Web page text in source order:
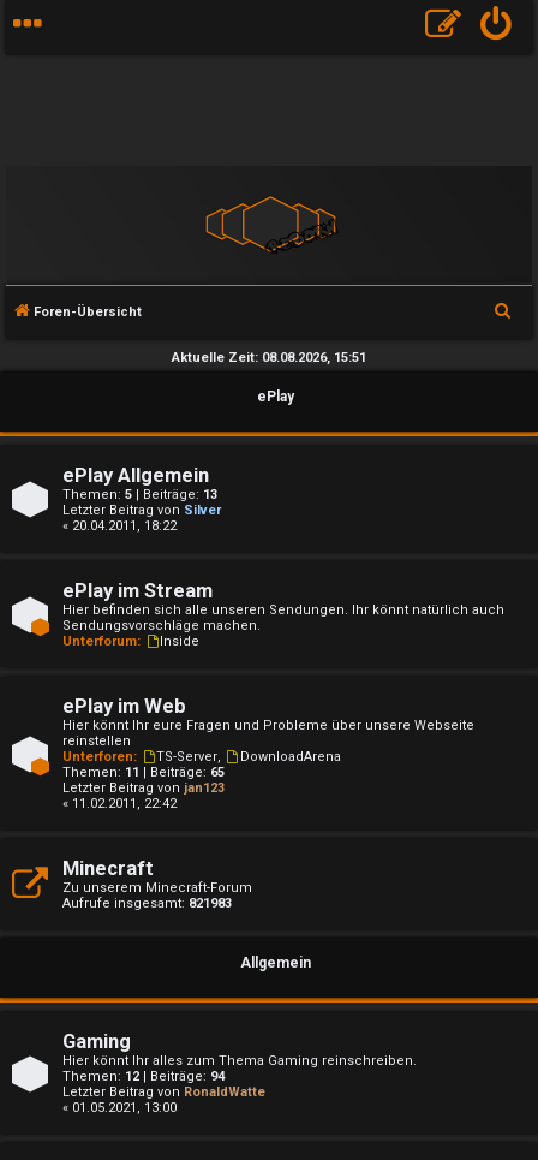
U
e
t
r
t
e
Foren-Übersicht
c
Aktuelle Zeit: 08.08.2026, 15:51
ePlay
ePlay Allgemein
Themen: 5 | Beiträge: 13
Letzter Beitrag von Silver
« 20.04.2011, 18:22
ePlay im Stream
Hier befinden sich alle unseren Sendungen. Ihr könnt natürlich auch
Sendungsvorschläge machen.
Unterforum:
Inside
ePlay im Web
Hier könnt Ihr eure Fragen und Probleme über unsere Webseite
reinstellen
Unterforen:
TS-Server,
DownloadArena
Themen: 11 | Beiträge: 65
Letzter Beitrag von jan123
« 11.02.2011, 22:42
Minecraft
Zu unserem Minecraft-Forum
Aufrufe insgesamt: 821983
Allgemein
Gaming
Hier könnt Ihr alles zum Thema Gaming reinschreiben.
Themen: 12 | Beiträge: 94
Letzter Beitrag von RonaldWatte
« 01.05.2021, 13:00